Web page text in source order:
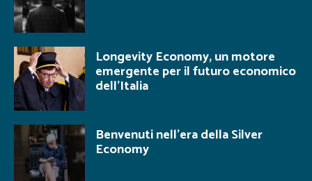
Longevity Economy, un motore
emergente per il futuro economico
dell’Italia
Benvenuti nell’era della Silver
Economy